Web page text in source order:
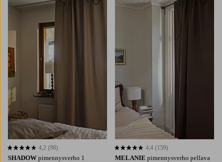
SHADOW pimennysverho 1
4,2 perustuen 98 arvosanaan
4,2 (98)
Lisää suosikkeihin
MELANIE pimennysverho pellava
4,4 perustuen 159 arvosanaan
4,4 (159)
Lisää